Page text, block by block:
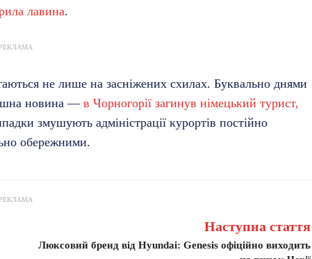
лавина.
не лише на засніжених схилах. Буквально днями
новина — в Чорногорії загинув німецький турист,
змушують адміністрації курортів постійно
обережними.
Наступна стаття
Люксовий бренд від Hyundai: Genesis офіційно виходить